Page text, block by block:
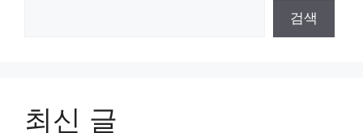
검색
최신 글